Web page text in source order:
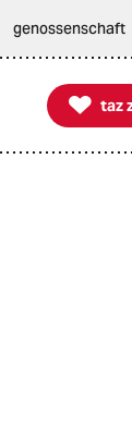
genossenschaft

taz zahl
taz